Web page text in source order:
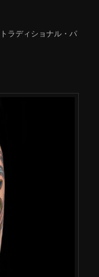
ラディショナル・パ